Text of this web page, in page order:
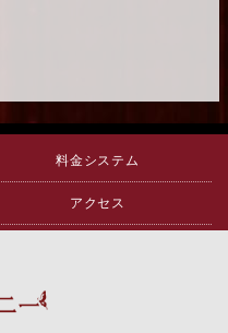
料金システム
アクセス